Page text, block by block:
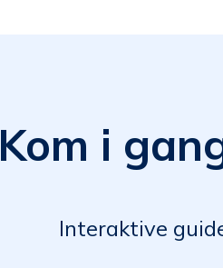
Kom i
Interaktive